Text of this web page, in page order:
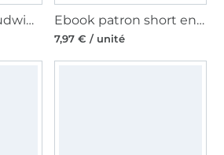
E-Book Lotte & Ludwig Bauchtasche Tasche voll Glück, en allemand Ebook patron short enfant Checker Shorts Schleiferlwerk, en allemand
7,97 € / unité